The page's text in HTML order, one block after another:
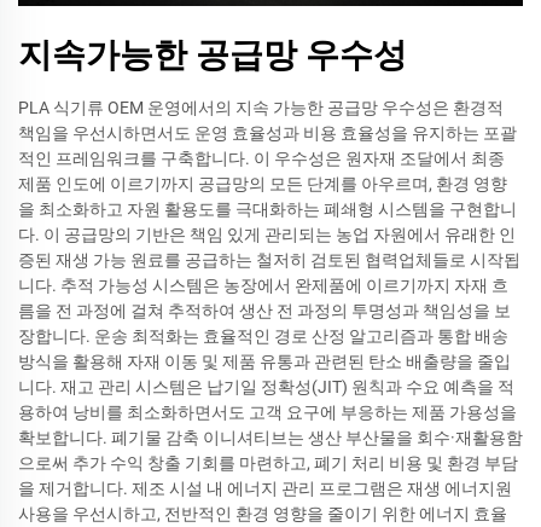
지속가능한 공급망 우수성
PLA 식기류 OEM 운영에서의 지속 가능한 공급망 우수성은 환경적
책임을 우선시하면서도 운영 효율성과 비용 효율성을 유지하는 포괄
적인 프레임워크를 구축합니다. 이 우수성은 원자재 조달에서 최종
제품 인도에 이르기까지 공급망의 모든 단계를 아우르며, 환경 영향
을 최소화하고 자원 활용도를 극대화하는 폐쇄형 시스템을 구현합니
다. 이 공급망의 기반은 책임 있게 관리되는 농업 자원에서 유래한 인
증된 재생 가능 원료를 공급하는 철저히 검토된 협력업체들로 시작됩
니다. 추적 가능성 시스템은 농장에서 완제품에 이르기까지 자재 흐
름을 전 과정에 걸쳐 추적하여 생산 전 과정의 투명성과 책임성을 보
장합니다. 운송 최적화는 효율적인 경로 산정 알고리즘과 통합 배송
방식을 활용해 자재 이동 및 제품 유통과 관련된 탄소 배출량을 줄입
니다. 재고 관리 시스템은 납기일 정확성(JIT) 원칙과 수요 예측을 적
용하여 낭비를 최소화하면서도 고객 요구에 부응하는 제품 가용성을
확보합니다. 폐기물 감축 이니셔티브는 생산 부산물을 회수·재활용함
으로써 추가 수익 창출 기회를 마련하고, 폐기 처리 비용 및 환경 부담
을 제거합니다. 제조 시설 내 에너지 관리 프로그램은 재생 에너지원
사용을 우선시하고, 전반적인 환경 영향을 줄이기 위한 에너지 효율